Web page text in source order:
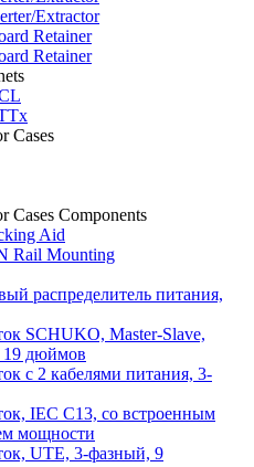
Extractor
Retainer
Retainer
Cases
Cases Components
Aid
Rail Mounting
распределитель питания,
SCHUKO, Master-Slave,
19 дюймов
с 2 кабелями питания, 3-
IEC C13, со встроенным
мощности
UTE, 3-фазный, 9